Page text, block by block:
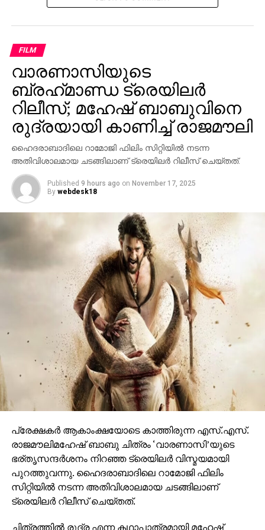
‘പുരുഷന്മാര്‍ക്കും കുടുംബങ്ങള്‍ക്കും വേണ്ടിയുള്ള
പോരാട്ടം; ഹണി റോസിനെ വിമര്‍ശിക്കാന്‍
പാടില്ലേ’: രാഹുല്‍ ഈശ്വര്‍
FILM
വാരണാസിയുടെ
ബ്രഹ്‌മാണ്ഡ ട്രെയിലര്‍
റിലീസ്; മഹേഷ് ബാബുവിനെ
രുദ്രയായി കാണിച്ച് രാജമൗലി
ഹൈദരാബാദിലെ റാമോജി ഫിലിം സിറ്റിയില്‍ നടന്ന
അതിവിശാലമായ ചടങ്ങിലാണ് ട്രെയിലര്‍ റിലീസ് ചെയ്തത്.
Published 9 hours ago on November 17, 2025
By webdesk18
പ്രേക്ഷകര്‍ ആകാംക്ഷയോടെ കാത്തിരുന്ന എസ്.എസ്.
രാജമൗലിമഹേഷ് ബാബു ചിത്രം ‘വാരണാസി’യുടെ
ഭര്തൃസന്ദര്‍ശനം നിറഞ്ഞ ട്രെയിലര്‍ വിസ്മയമായി
പുറത്തുവന്നു. ഹൈദരാബാദിലെ റാമോജി ഫിലിം
സിറ്റിയില്‍ നടന്ന അതിവിശാലമായ ചടങ്ങിലാണ്
ട്രെയിലര്‍ റിലീസ് ചെയ്തത്.
ചിത്രത്തില്‍ രുദ്ര എന്ന കഥാപാത്രമായി മഹേഷ്